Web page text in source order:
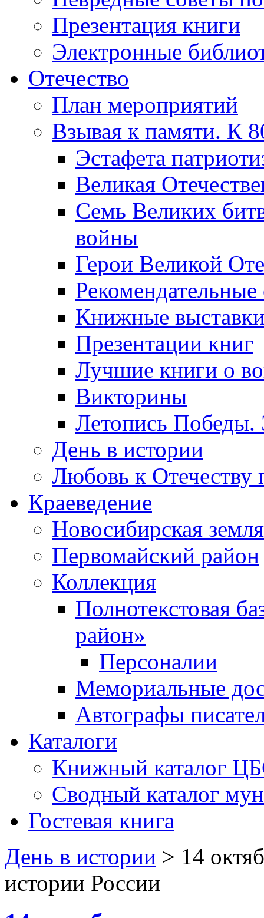
Презентация книги
Электронные
Отечество
План мероприятий
Взывая к памяти. К
Эcтафета
Великая
Семь Великих
войны
Герои Великой
Рекомендательные
Книжные
Презентации книг
Лучшие книги о
Викторины
Летопись Победы.
День в истории
Любовь к Отечеству
Краеведение
Новосибирская земля
Первомайский район
Коллекция
Полнотекстовая
район»
Персоналии
Мемориальные
Автографы
Каталоги
Книжный каталог
Сводный каталог
Гостевая книга
День в истории > 14
истории России